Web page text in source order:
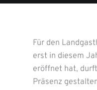
Für den
erst in diesem
eröffnet hat,
Präsenz